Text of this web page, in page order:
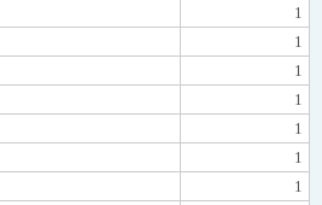
1
1
1
1
1
1
1